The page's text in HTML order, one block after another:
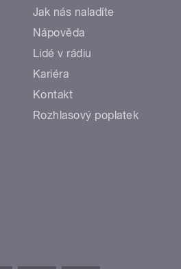
Jak nás naladíte
Nápověda
Lidé v rádiu
Kariéra
Kontakt
Rozhlasový poplatek